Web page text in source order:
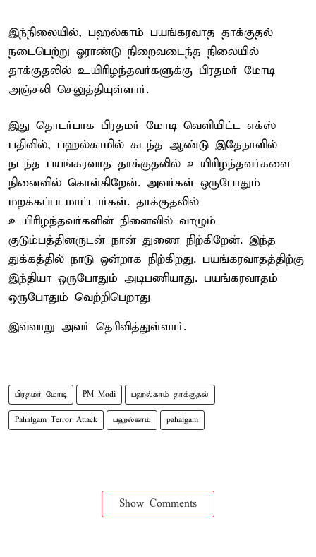
இந்நிலையில், பஹல்காம் பயங்கரவாத தாக்குதல்
நடைபெற்று ஓராண்டு நிறைவடைந்த நிலையில்
தாக்குதலில் உயிரிழந்தவர்களுக்கு பிரதமர் மோடி
அஞ்சலி செலுத்தியுள்ளார்.
இது தொடர்பாக பிரதமர் மோடி வெளியிட்ட எக்ஸ்
பதிவில், பஹல்காமில் கடந்த ஆண்டு இதேநாளில்
நடந்த பயங்கரவாத தாக்குதலில் உயிரிழந்தவர்களை
நினைவில் கொள்கிறேன். அவர்கள் ஒருபோதும்
மறக்கப்படமாட்டார்கள். தாக்குதலில்
உயிரிழந்தவர்களின் நினைவில் வாழும்
குடும்பத்தினருடன் நான் துணை நிற்கிறேன். இந்த
துக்கத்தில் நாடு ஒன்றாக நிற்கிறது. பயங்கரவாதத்திற்கு
இந்தியா ஒருபோதும் அடிபணியாது. பயங்கரவாதம்
ஒருபோதும் வெற்றிபெறாது
இவ்வாறு அவர் தெரிவித்துள்ளார்.
பிரதமர் மோடி PM Modi பஹல்காம் தாக்குதல்
Pahalgam Terror Attack பஹல்காம் pahalgam
Show Comments